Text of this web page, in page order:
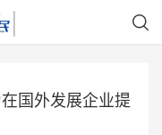
国外发展企业提